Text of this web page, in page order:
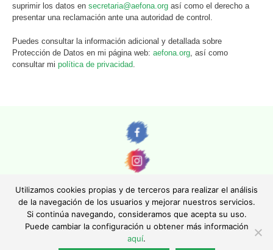
suprimir los datos en secretaria@aefona.org así como el derecho a
presentar una reclamación ante una autoridad de control.
Puedes consultar la información adicional y detallada sobre
Protección de Datos en mi página web: aefona.org , así como
consultar mi política de privacidad
© AEFONA 2011- 2026 | Todas las imágenes y textos son propiedad de sus
autores. Queda totalmente prohibida su reproducción.
Política de privacidad
Utilizamos cookies propias y de terceros para realizar el análisis
de la navegación de los usuarios y mejorar nuestros servicios.
Si continúa navegando, consideramos que acepta su uso.
Puede cambiar la configuración u obtener más información
aquí.